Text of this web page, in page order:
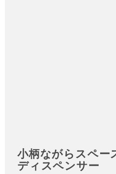
小柄ながらスペー
ディスペンサー